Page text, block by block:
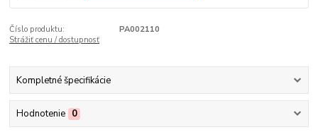
Číslo produktu:
PA002110
Strážiť cenu / dostupnosť
Kompletné špecifikácie
Hodnotenie 0